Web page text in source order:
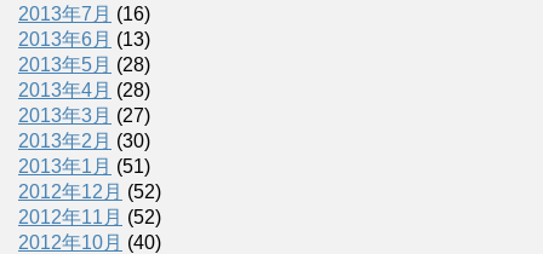
2013年7月 (16)
2013年6月 (13)
2013年5月 (28)
2013年4月 (28)
2013年3月 (27)
2013年2月 (30)
2013年1月 (51)
2012年12月 (52)
2012年11月 (52)
2012年10月 (40)